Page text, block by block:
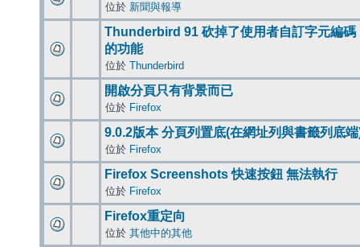
位於 新聞與報導
Thunderbird 91 砍掉了使用者自訂字元編碼
的功能
位於 Thunderbird
開啟分頁只有背景而已
位於 Firefox
9.0.2版本 分頁列置底(在網址列與書籤列底
位於 Firefox
Firefox Screenshots 快速按鈕 無法執行
位於 Firefox
Firefox重定向
位於 其他中的其他